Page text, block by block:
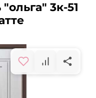
3к-51